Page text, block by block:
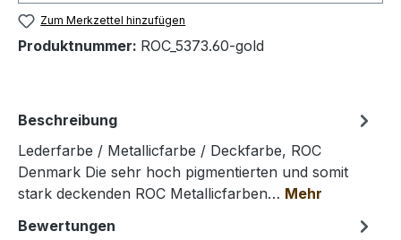
Zum Merkzettel hinzufügen
Produktnummer: ROC_5373.60-gold
Beschreibung
Lederfarbe / Metallicfarbe / Deckfarbe, ROC
Denmark Die sehr hoch pigmentierten und somit
stark deckenden ROC Metallicfarben… Mehr
Bewertungen